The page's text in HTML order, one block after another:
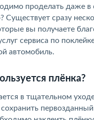
проделать даже в
Существует сразу
вы получаете
сервиса по
автомобиль.
плёнка?
в тщательном